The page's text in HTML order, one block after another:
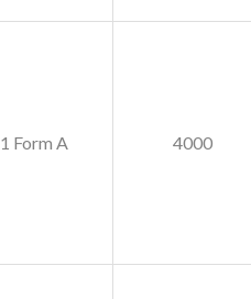
1 Form A 4000